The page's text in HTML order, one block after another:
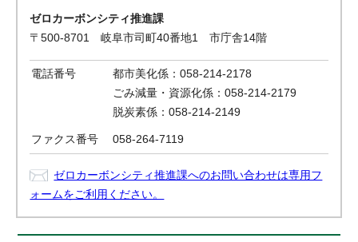
ゼロカーボンシティ推進課
〒500-8701 岐阜市司町40番地1 市庁舎14階
電話番号
都市美化係：058-214-2178
ごみ減量・資源化係：058-214-2179
脱炭素係：058-214-2149
ファクス番号 058-264-7119
ゼロカーボンシティ推進課へのお問い合わせは専用フ
ォームをご利用ください。